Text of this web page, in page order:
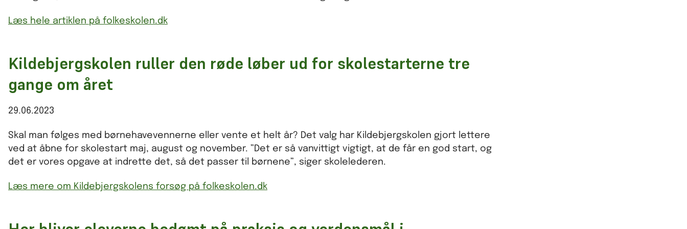
Læs hele artiklen på folkeskolen.dk
Kildebjergskolen ruller den røde løber ud for skolestarterne tre
gange om året
29.06.2023
Skal man følges med børnehavevennerne eller vente et helt år? Det valg har Kildebjergskolen gjort lettere
ved at åbne for skolestart maj, august og november. ”Det er så vanvittigt vigtigt, at de får en god start, og
det er vores opgave at indrette det, så det passer til børnene”, siger skolelederen.
Læs mere om Kildebjergskolens forsøg på folkeskolen.dk